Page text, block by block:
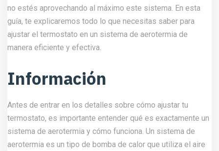
no estés aprovechando al máximo este sistema. En esta
guía, te explicaremos todo lo que necesitas saber para
ajustar el termostato en un sistema de aerotermia de
manera eficiente y efectiva.
Información
Antes de entrar en los detalles sobre cómo ajustar tu
termostato, es importante entender qué es exactamente un
sistema de aerotermia y cómo funciona. Un sistema de
aerotermia es un tipo de bomba de calor que utiliza el aire